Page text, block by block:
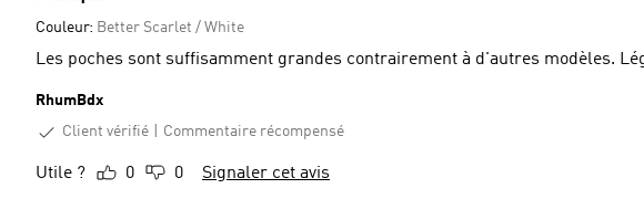
Couleur: Better Scarlet / White
Les poches sont suffisamment grandes contrairement à d'autres modèles.
RhumBdx
Client vérifié
Commentaire récompensé
Utile ? 0 0 Signaler cet avis